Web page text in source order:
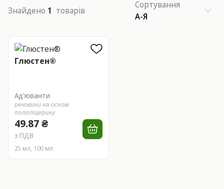
Знайдено 1 товарів
Сортування
А-Я
Глюстен®
Ад'юванти
речовини на основі
полігліцерину
49.87 ₴
з ПДВ
25 мл, 100 мл